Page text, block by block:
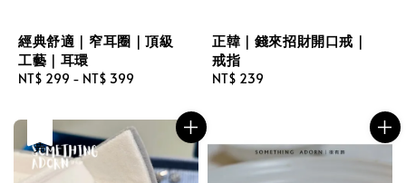
經典舒適｜窄耳圈｜頂級
工藝｜耳環
Regular
NT$ 299 - NT$ 399
正韓｜錢來招財開口戒｜
戒指
Regular
NT$ 239